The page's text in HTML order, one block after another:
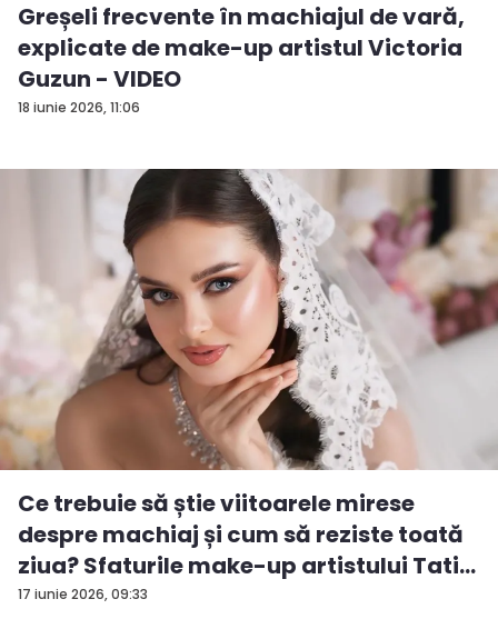
18 iunie 2026, 11:06
Greșeli frecvente în machiajul de vară,
explicate de make-up artistul Victoria
Guzun - VIDEO
17 iunie 2026, 09:33
Ce trebuie să știe viitoarele mirese
despre machiaj și cum să reziste toată
ziua? Sfaturile make-up artistului Tati...